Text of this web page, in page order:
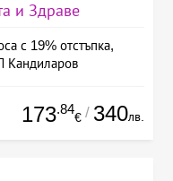
и Здраве
с 19% отстъпка,
Кандиларов
173.84
€ / 340лв.